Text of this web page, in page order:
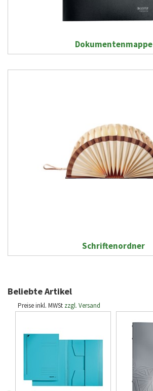
Dokumentenmappe
Schriftenordner
Beliebte Artikel
Preise inkl. MWSt zzgl. Versand